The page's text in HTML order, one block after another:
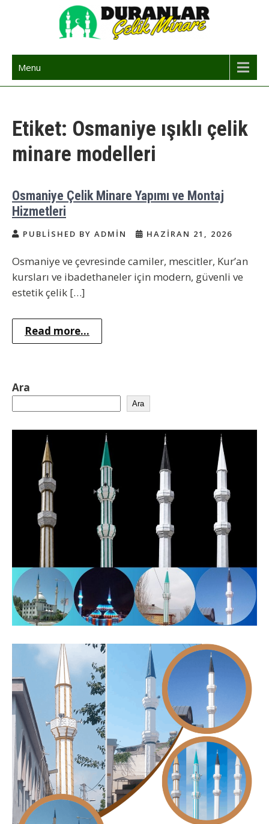
Çelik Minare | Çelik Minare Yapımı
Menu
Etiket: Osmaniye ışıklı çelik
minare modelleri
Osmaniye Çelik Minare Yapımı ve Montaj
Hizmetleri
PUBLISHED BY ADMIN HAZIRAN 21, 2026
Osmaniye ve çevresinde camiler, mescitler, Kur’an
kursları ve ibadethaneler için modern, güvenli ve
estetik çelik […]
Read more...
Ara
Ara